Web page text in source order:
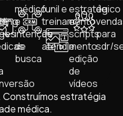
médico
e
intenção
de
busca
funil e
treinamento
de
atendimento
estratégico
e
scripts
e
edição
de
vídeos
de
para
sdr/
estratégia
médica.